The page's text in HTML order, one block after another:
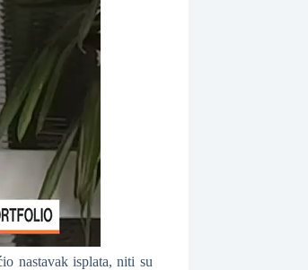
nastavak isplata, niti su